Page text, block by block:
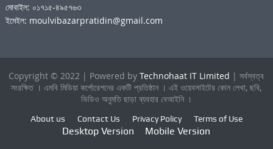
মোবাইল: ০১৭১৫-৪৯৫৭৬৩
ইমেইল: moulvibazarpratidin@gmail.com
Copyright © 2022 | Powered byTechnohaat IT Limited | সর্বস্বত্ব
সংরক্ষিত । এমবি মিডিয়া কর্পোরেশনের একটি প্রতিষ্ঠান । এই ওয়েবসাইটের কোন লেখা, ছবি,
ভিডিও অনুমতি ছাড়া ব্যবহার বেআইনি ।
About us Contact Us Privacy Policy Terms of Use
Desktop Version Mobile Version